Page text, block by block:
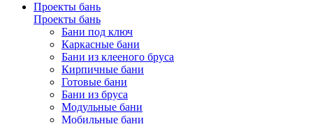
Проекты бань
Проекты бань
Бани под ключ
Каркасные бани
Бани из клееного бруса
Кирпичные бани
Готовые бани
Бани из бруса
Модульные бани
Мобильные бани